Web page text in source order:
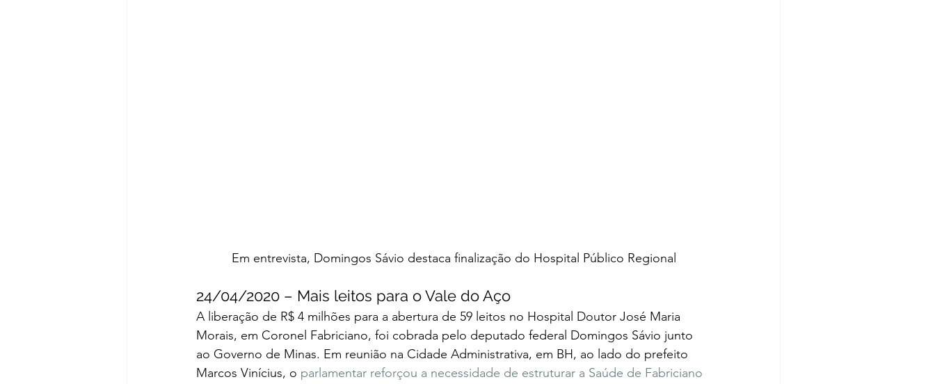
Em entrevista, Domingos Sávio destaca finalização do Hospital Público Regional
24/04/2020 – Mais leitos para o Vale do Aço
A liberação de R$ 4 milhões para a abertura de 59 leitos no Hospital Doutor José Maria
Morais, em Coronel Fabriciano, foi cobrada pelo deputado federal Domingos Sávio junto
ao Governo de Minas. Em reunião na Cidade Administrativa, em BH, ao lado do prefeito
Marcos Vinícius, o parlamentar reforçou a necessidade de estruturar a Saúde de Fabriciano